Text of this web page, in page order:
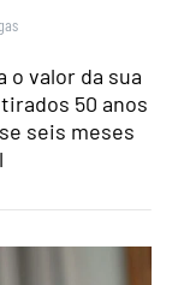
valor da sua
50 anos
seis meses